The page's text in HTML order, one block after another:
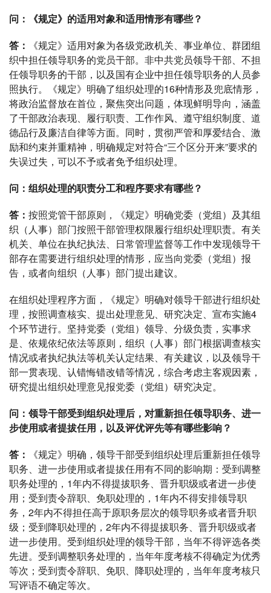
问：《规定》的适用对象和适用情形有哪些？
答：
《规定》适用对象为各级党政机关、事业单位、群团组
织中担任领导职务的党员干部。非中共党员领导干部、不担
任领导职务的干部，以及国有企业中担任领导职务的人员参
照执行。《规定》明确了组织处理的16种情形及兜底情形，
将政治监督放在首位，聚焦突出问题，体现鲜明导向，涵盖
了干部政治表现、履行职责、工作作风、遵守组织制度、道
德品行及廉洁自律等方面。同时，贯彻严管和厚爱结合、激
励和约束并重精神，明确规定对符合“三个区分开来”要求的
失误过失，可以不予或者免予组织处理。
问：组织处理的职责分工和程序要求有哪些？
答： 按照党管干部原则，《规定》明确党委（党组）及其组
织（人事）部门按照干部管理权限履行组织处理职责。有关
机关、单位在执纪执法、日常管理监督等工作中发现领导干
部存在需要进行组织处理的情形，应当向党委（党组）报
告，或者向组织（人事）部门提出建议。
在组织处理程序方面，《规定》明确对领导干部进行组织处
理，按照调查核实、提出处理意见、研究决定、宣布实施4
个环节进行。坚持党委（党组）领导、分级负责，实事求
是、依规依纪依法等原则，组织（人事）部门根据调查核实
情况或者执纪执法等机关认定结果、有关建议，以及领导干
部一贯表现、认错悔错改错等情况，综合考虑主客观因素，
研究提出组织处理意见报党委（党组）研究决定。
问：领导干部受到组织处理后，对重新担任领导职务、进一
步使用或者提拔任用，以及评优评先等有哪些影响？
答：
《规定》明确，领导干部受到组织处理后重新担任领导
职务、进一步使用或者提拔任用有不同的影响期：受到调整
职务处理的，1年内不得提拔职务、晋升职级或者进一步使
用；受到责令辞职、免职处理的，1年内不得安排领导职
务，2年内不得担任高于原职务层次的领导职务或者晋升职
级；受到降职处理的，2年内不得提拔职务、晋升职级或者
进一步使用。受到组织处理的领导干部，当年不得评选各类
先进。受到调整职务处理的，当年年度考核不得确定为优秀
等次；受到责令辞职、免职、降职处理的，当年年度考核只
写评语不确定等次。